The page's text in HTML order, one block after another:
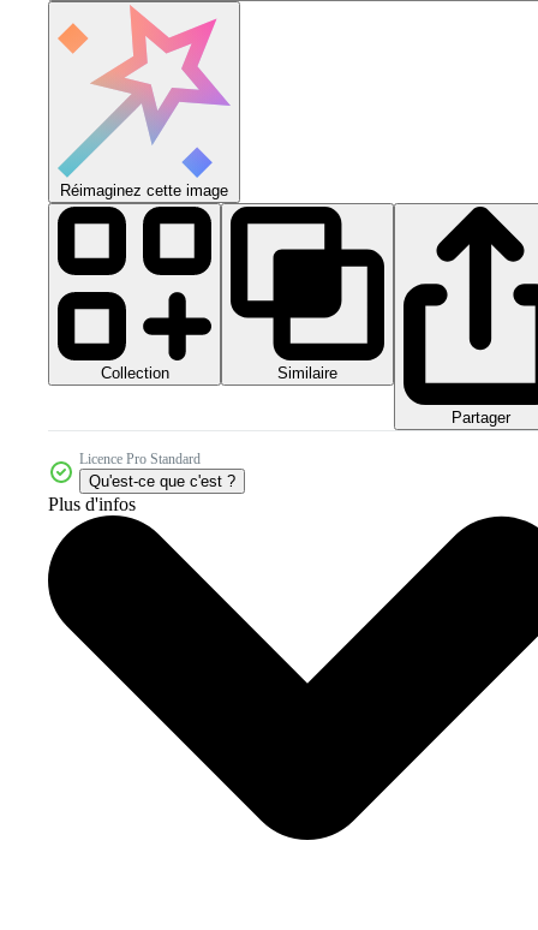
Réimaginez cette image
Collection Similaire
Partager
Licence Pro Standard
Qu'est-ce que c'est ?
Plus d'infos